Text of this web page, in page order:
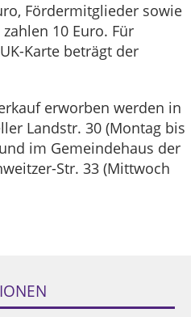
Fördermitglieder sowie
10 Euro. Für
Karte beträgt der
erworben werden in
Landstr. 30 (Montag bis
im Gemeindehaus der
Str. 33 (Mittwoch